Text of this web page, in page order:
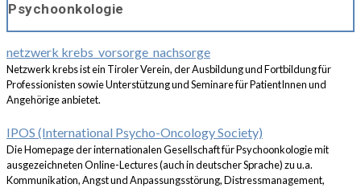
Psychoonkologie
netzwerk krebs_vorsorge_nachsorge
Netzwerk krebs ist ein Tiroler Verein, der Ausbildung und Fortbildung für
Professionisten sowie Unterstützung und Seminare für PatientInnen und
Angehörige anbietet.
IPOS (International Psycho-Oncology Society)
Die Homepage der internationalen Gesellschaft für Psychoonkologie mit
ausgezeichneten Online-Lectures (auch in deutscher Sprache) zu u.a.
Kommunikation, Angst und Anpassungsstörung, Distressmanagement,